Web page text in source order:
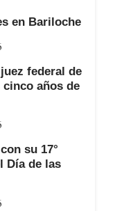
en Bariloche
federal de
años de
su 17°
Día de las